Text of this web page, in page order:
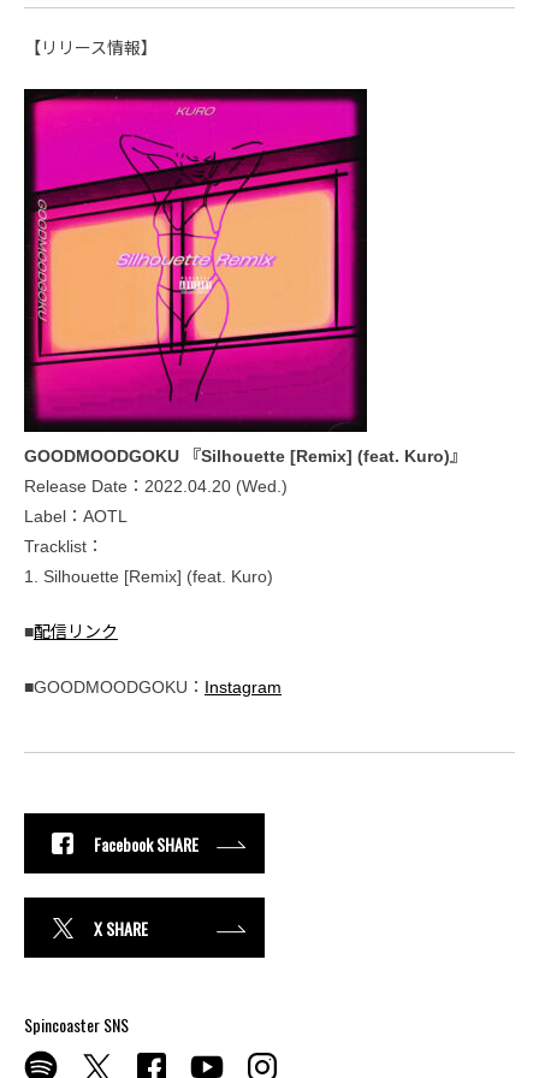
【リリース情報】
GOODMOODGOKU 『Silhouette [Remix] (feat. Kuro)』
Release Date：2022.04.20 (Wed.)
Label：AOTL
Tracklist：
1. Silhouette [Remix] (feat. Kuro)
■配信リンク
■GOODMOODGOKU： Instagram
Facebook SHARE
X SHARE
Spincoaster SNS